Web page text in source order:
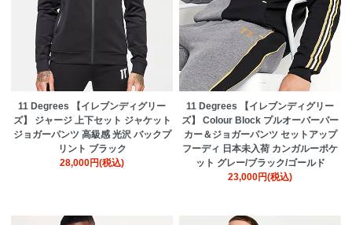
11 Degrees 【イレブンディグリー
ズ】 ジャージ 上下セット ジャケット
ジョガーパンツ 高級感 光沢 バックプ
リント ブラック
28,000円(税込)
11 Degrees 【イレブンディグリー
ズ】 Colour Block プルオーバーパー
カー＆ジョガーパンツ セットアップ
フーディ 日本未入荷 カンガルーポケ
ット グレー/ブラック/ゴールド
23,000円(税込)